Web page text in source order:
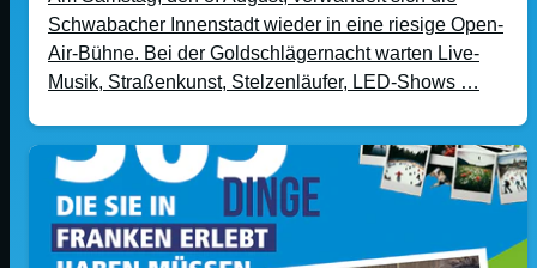
Schwabacher Innenstadt wieder in eine riesige Open-
Air-Bühne. Bei der Goldschlägernacht warten Live-
Musik, Straßenkunst, Stelzenläufer, LED-Shows …